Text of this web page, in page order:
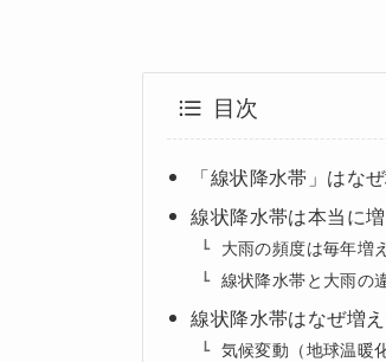
目次
「線状降水帯」はな
線状降水帯は本当に
大雨の頻度は毎年増
線状降水帯と大雨の
線状降水帯はなぜ増
気候変動（地球温暖